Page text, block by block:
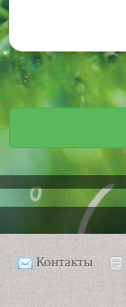
Контакты